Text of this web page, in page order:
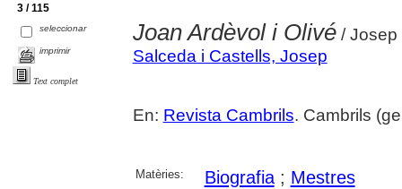
3 / 115
seleccionar
imprimir
Text complet
Joan Ardèvol i Olivé/ Josep
Salceda i Castells, Josep
En: Revista Cambrils. Cambrils
Matèries: Biografia; Mestres